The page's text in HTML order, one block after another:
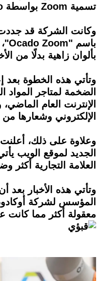
تسمية Zoom بواسطة Ocado".
وكانت الشركة قد
بألوان زاهية بدلًا من
وتأتي هذه الخطوة بعد
الضخمة لمتاجر المواد
الإنترنت العام
الإلكتروني وشعارها
الجديد لموقع الويب
العلامة التجارية أكثر
وتأتي هذه الأخبار بعد
المؤسس لشركة
معقولة أكثر مما كانت